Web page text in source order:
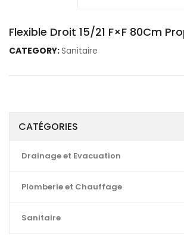
CATÉGORIES
Drainage et Evacuation
Plomberie et Chauffage
Sanitaire
Flexible Droit 15/21 F×F 80Cm
CATEGORY:Sanitaire